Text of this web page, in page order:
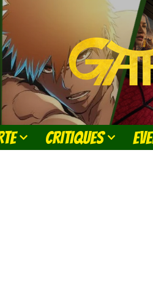
CRITIQUES